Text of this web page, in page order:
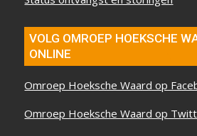
VOLG OMROEP HOEKSCHE
ONLINE
Omroep Hoeksche Waard op
Omroep Hoeksche Waard op